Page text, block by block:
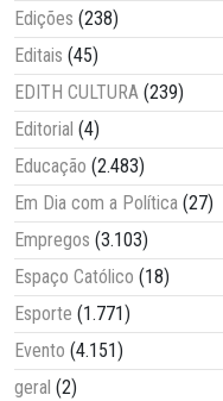
Edições (238)
Editais (45)
EDITH CULTURA (239)
Editorial (4)
Educação (2.483)
Em Dia com a Política (27)
Empregos (3.103)
Espaço Católico (18)
Esporte (1.771)
Evento (4.151)
geral (2)